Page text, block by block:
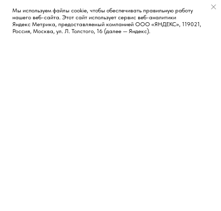
Появился вопрос?
Мы используем файлы cookie, чтобы обеспечивать правильную работу
нашего веб-сайта. Этот сайт использует сервис веб-аналитики
Яндекс Метрика, предоставляемый компанией ООО «ЯНДЕКС», 119021,
Россия, Москва, ул. Л. Толстого, 16 (далее — Яндекс).